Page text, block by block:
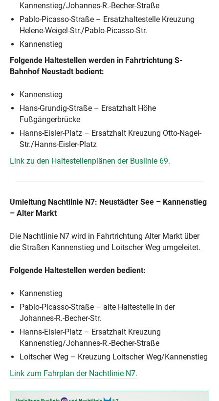
Kannenstieg/Johannes-R.-Becher-Straße
Pablo-Picasso-Straße – Ersatzhaltestelle Kreuzung
Helene-Weigel-Str./Pablo-Picasso-Str.
Kannenstieg
Folgende Haltestellen werden in Fahrtrichtung S-
Bahnhof Neustadt bedient:
Kannenstieg
Hans-Grundig-Straße – Ersatzhalt Höhe
Fußgängerbrücke
Hanns-Eisler-Platz – Ersatzhalt Kreuzung Otto-Nagel-
Str./Hanns-Eisler-Platz
Link zu den Haltestellenplänen der Buslinie 69.
Umleitung Nachtlinie N7: Neustädter See – Kannenstieg
– Alter Markt
Die Nachtlinie N7 wird in Fahrtrichtung Alter Markt über
die Straßen Kannenstieg und Loitscher Weg umgeleitet.
Folgende Haltestellen werden bedient:
Kannenstieg
Pablo-Picasso-Straße – alte Haltestelle in der
Johannes-R.-Becher-Str.
Hanns-Eisler-Platz – Ersatzhalt Kreuzung
Kannenstieg/Johannes-R.-Becher-Straße
Loitscher Weg – Kreuzung Loitscher Weg/Kannenstieg
Link zum Fahrplan der Nachtlinie N7.